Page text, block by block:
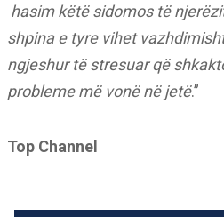
hasim këtë sidomos të
shpina e tyre vihet
ngjeshur të stresuar që
probleme më vonë në jetë.”
Top Channel